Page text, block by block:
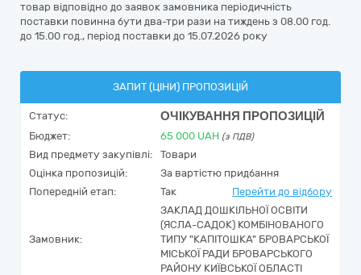
товар відповідно до заявок замовника періодичність
поставки повинна бути два-три рази на тиждень з 08.00 год.
до 15.00 год., період поставки до 15.07.2026 року
ЗАПИТ (ЦІНИ) ПРОПОЗИЦІЙ
Статус: ОЧІКУВАННЯ ПРОПОЗИЦІЙ
Бюджет: 65 000 UAH (з ПДВ)
Вид предмету закупівлі:
Товари
Оцінка пропозицій:
За вартістю придбання
Попередній етап:
Так Перейти до відбору
Замовник:
ЗАКЛАД ДОШКІЛЬНОЇ ОСВІТИ
(ЯСЛА-САДОК) КОМБІНОВАНОГО
ТИПУ "КАПІТОШКА" БРОВАРСЬКОЇ
МІСЬКОЇ РАДИ БРОВАРСЬКОГО
РАЙОНУ КИЇВСЬКОЇ ОБЛАСТІ